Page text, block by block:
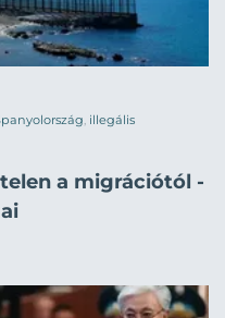
, illegális
a migrációtól -